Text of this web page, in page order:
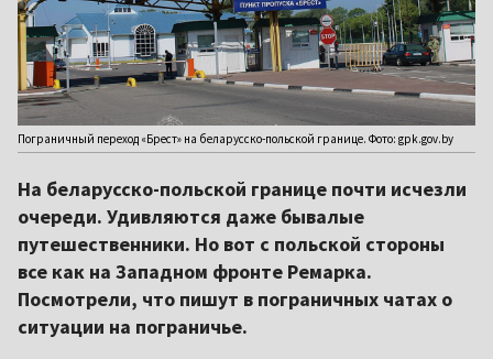
Пограничный переход «Брест» на беларусско-польской границе. Фото: gpk.gov.by
На беларусско-польской границе почти исчезли
очереди. Удивляются даже бывалые
путешественники. Но вот с польской стороны
все как на Западном фронте Ремарка.
Посмотрели, что пишут в пограничных чатах о
ситуации на пограничье.